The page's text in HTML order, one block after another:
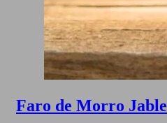
Faro de Morro Jable